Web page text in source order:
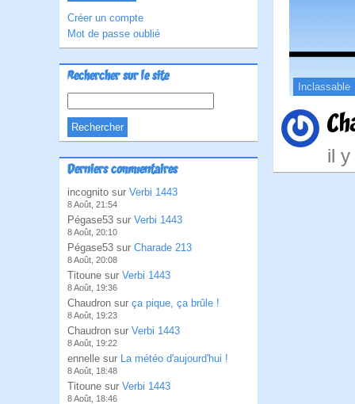
Créer un compte
Mot de passe oublié
Rechercher sur le site
Derniers commentaires
incognito sur Verbi 1443
8 Août, 21:54
Pégase53 sur Verbi 1443
8 Août, 20:10
Pégase53 sur Charade 213
8 Août, 20:08
Titoune sur Verbi 1443
8 Août, 19:36
Chaudron sur ça pique, ça brûle !
8 Août, 19:23
Chaudron sur Verbi 1443
8 Août, 19:22
ennelle sur La météo d'aujourd'hui !
8 Août, 18:48
Titoune sur Verbi 1443
8 Août, 18:46
Inclassable
il